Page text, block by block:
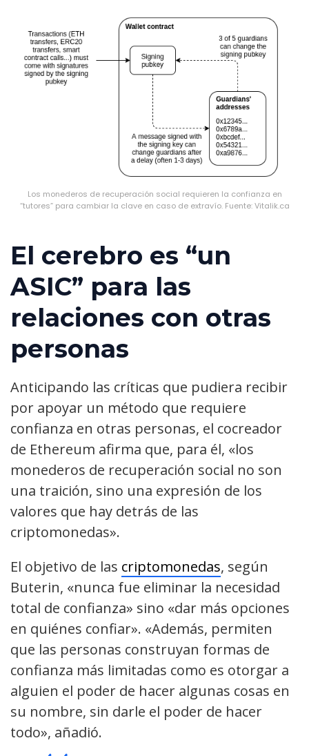
Los monederos de recuperación social requieren la confianza en
“tutores” para cambiar la clave en caso de extravío. Fuente: Vitalik.ca
El cerebro es “un
ASIC” para las
relaciones con otras
personas
Anticipando las críticas que pudiera recibir
por apoyar un método que requiere
confianza en otras personas, el cocreador
de Ethereum afirma que, para él, «los
monederos de recuperación social no son
una traición, sino una expresión de los
valores que hay detrás de las
criptomonedas».
El objetivo de las criptomonedas, según
Buterin, «nunca fue eliminar la necesidad
total de confianza» sino «dar más opciones
en quiénes confiar». «Además, permiten
que las personas construyan formas de
confianza más limitadas como es otorgar a
alguien el poder de hacer algunas cosas en
su nombre, sin darle el poder de hacer
todo», añadió.